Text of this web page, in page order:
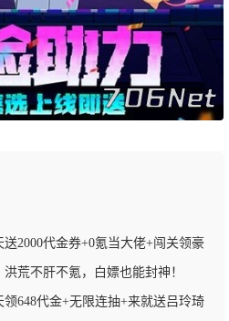
2000代金券+0氪当大佬+闯关领豪
荒不肝不氪，白嫖也能封神！
648代金+无限连抽+来就送吕玲琦